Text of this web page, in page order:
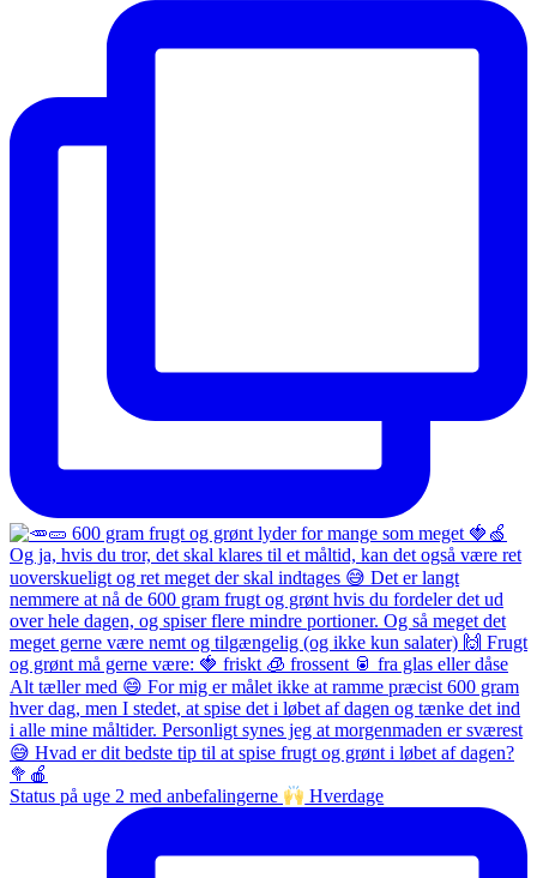
Status på uge 2 med anbefalingerne Hverdage